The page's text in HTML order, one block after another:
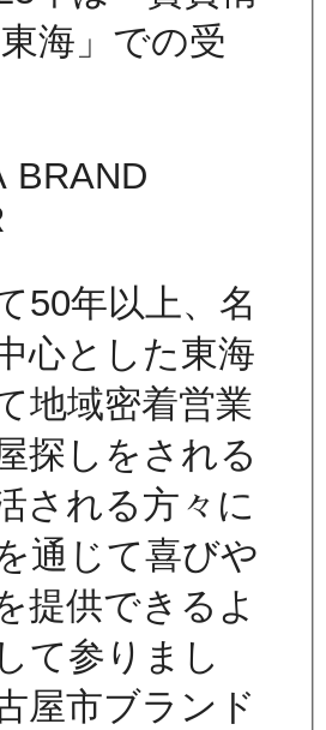
海」での受
50年以上、名
心とした東海
地域密着営業
探しをされる
される方々に
通じて喜びや
提供できるよ
て参りまし
屋市ブランド